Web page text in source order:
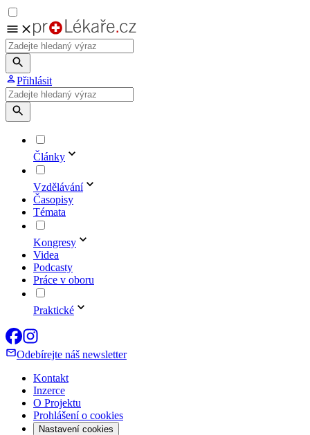
Přihlásit
Články
Vzdělávání
Časopisy
Témata
Kongresy
Videa
Podcasty
Práce v oboru
Praktické
Odebírejte náš newsletter
Kontakt
Inzerce
O Projektu
Prohlášení o cookies
Nastavení cookies